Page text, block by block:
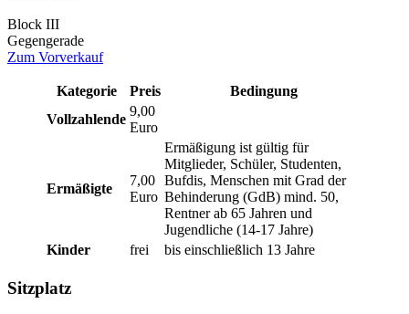
Block III
Gegengerade
Zum Vorverkauf
Kategorie Preis
Bedingung
Vollzahlende
9,00
Euro
Ermäßigte
7,00
Euro
Ermäßigung ist gültig für
Mitglieder, Schüler, Studenten,
Bufdis, Menschen mit Grad der
Behinderung (GdB) mind. 50,
Rentner ab 65 Jahren und
Jugendliche (14-17 Jahre)
Kinder
frei bis einschließlich 13 Jahre
Sitzplatz